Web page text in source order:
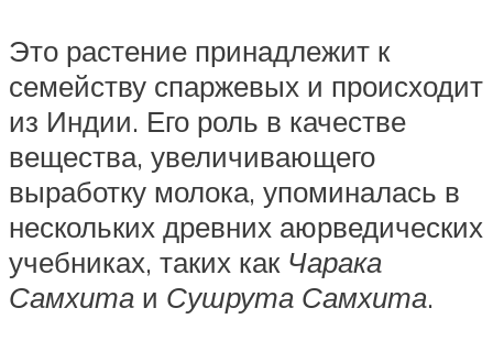
Это растение принадлежит к
семейству спаржевых и происходит
из Индии. Его роль в качестве
вещества, увеличивающего
выработку молока, упоминалась в
нескольких древних аюрведических
учебниках, таких как Чарака
Самхита и Сушрута Самхита.